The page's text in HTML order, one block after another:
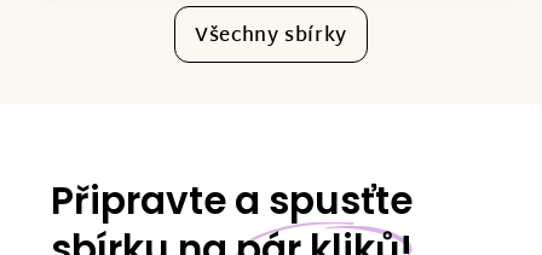
Všechny sbírky
Připravte a spusťte